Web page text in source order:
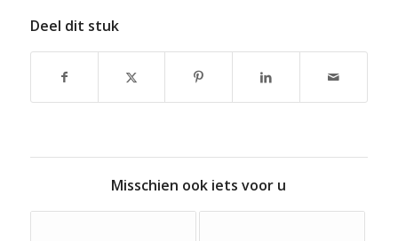
Deel dit stuk
Misschien ook iets voor u